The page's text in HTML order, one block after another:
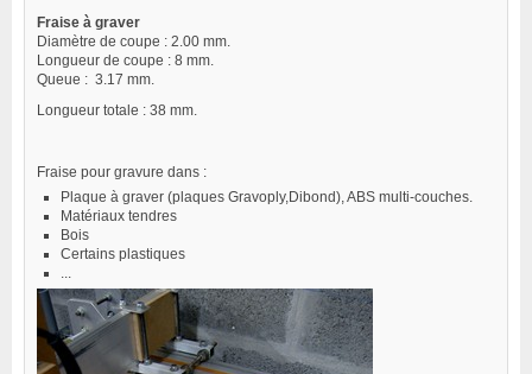
Fraise à graver
Diamètre de coupe : 2.00 mm.
Longueur de coupe : 8 mm.
Queue : 3.17 mm.
Longueur totale : 38 mm.
Fraise pour gravure dans :
Plaque à graver (plaques Gravoply,Dibond), ABS multi-couches.
Matériaux tendres
Bois
Certains plastiques
...